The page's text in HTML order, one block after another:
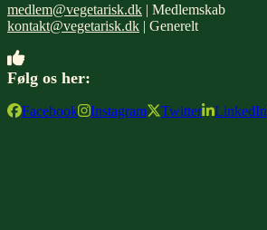
medlem@vegetarisk.dk | Medlemskab
kontakt@vegetarisk.dk | Generelt
Følg os her:
Facebook Instagram Twitter LinkedIn